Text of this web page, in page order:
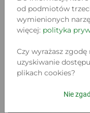
od podmiotów
wymienionych
więcej: polityka
Czy wyrażasz
uzyskiwanie
plikach cookies?
Nie